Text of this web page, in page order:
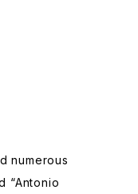
numerous
“Antonio